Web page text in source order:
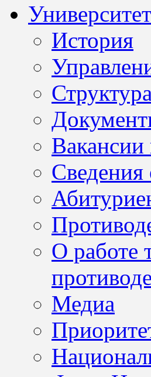
Университет
История
Структура
Сведения
О работе
Медиа